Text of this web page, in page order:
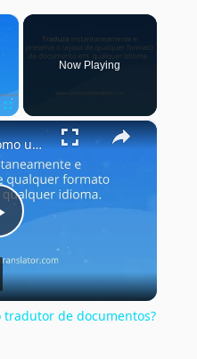
×
Fullscreen
Now Playing
×
Doc Translator: Como uso o tradutor de documentos?
tradutor de documentos?